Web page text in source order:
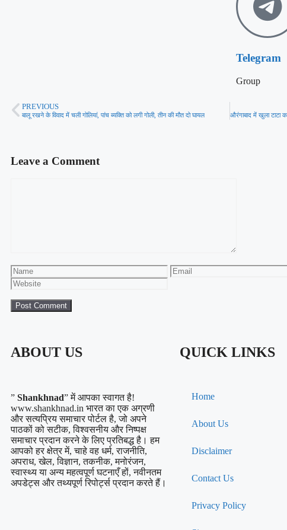
Telegram
Group
PREVIOUS
बालू रखने के विवाद में चली गोलियां, पांच ब्यक्ति को लगी गोली, तीन की मौत दो घायल
Leave a Comment
ABOUT US
” Shankhnad” में आपका स्वागत है!
www.shankhnad.in भारत का एक अग्रणी
और सत्यप्रिय समाचार पोर्टल है, जो अपने
पाठकों को सटीक, विश्वसनीय और निष्पक्ष
समाचार प्रदान करने के लिए प्रतिबद्ध है। हम
आपको हर क्षेत्र में, चाहे वह धर्म, राजनीति,
अपराध, खेल, विज्ञान, तकनीक, मनोरंजन,
स्वास्थ्य या अन्य महत्वपूर्ण घटनाएँ हों, नवीनतम
अपडेट्स और तथ्यपूर्ण रिपोर्ट्स प्रदान करते हैं।
QUICK LINKS
Home
About Us
Disclaimer
Contact Us
Privacy Policy